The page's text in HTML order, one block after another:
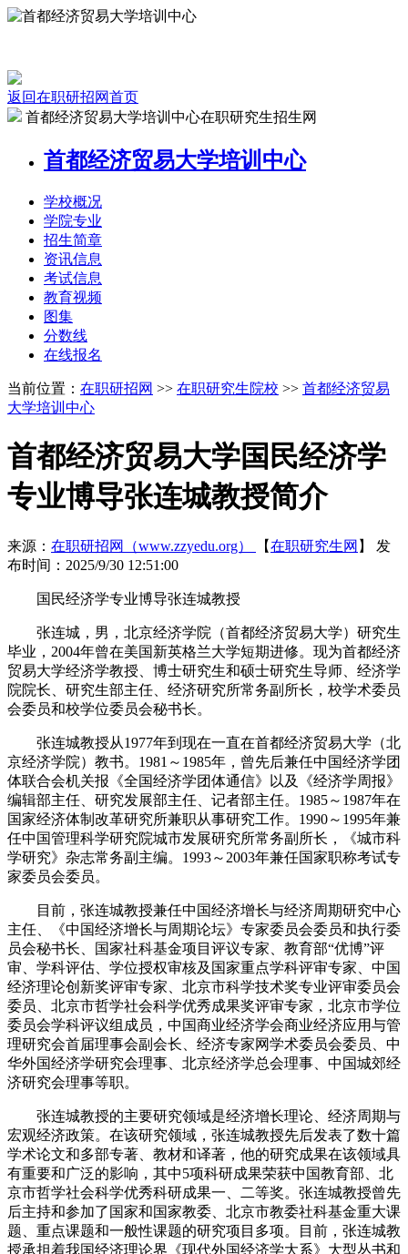
返回在职研招网首页
首都经济贸易大学培训中心在职研究生招生网
首都经济贸易大学培训中心
学校概况
学院专业
招生简章
资讯信息
考试信息
教育视频
图集
分数线
在线报名
当前位置： 在职研招网 >> 在职研究生院校 >> 首都经济贸易
大学培训中心
首都经济贸易大学国民经济学
专业博导张连城教授简介
来源： 在职研招网（www.zzyedu.org） 【在职研究生网 】
发
布时间：2025/9/30 12:51:00
国民经济学专业博导张连城教授
张连城，男，北京经济学院（首都经济贸易大学）研究生
毕业，2004年曾在美国新英格兰大学短期进修。现为首都经济
贸易大学经济学教授、博士研究生和硕士研究生导师、经济学
院院长、研究生部主任、经济研究所常务副所长，校学术委员
会委员和校学位委员会秘书长。
张连城教授从1977年到现在一直在首都经济贸易大学（北
京经济学院）教书。1981～1985年，曾先后兼任中国经济学团
体联合会机关报《全国经济学团体通信》以及《经济学周报》
编辑部主任、研究发展部主任、记者部主任。1985～1987年在
国家经济体制改革研究所兼职从事研究工作。1990～1995年兼
任中国管理科学研究院城市发展研究所常务副所长，《城市科
学研究》杂志常务副主编。1993～2003年兼任国家职称考试专
家委员会委员。
目前，张连城教授兼任中国经济增长与经济周期研究中心
主任、《中国经济增长与周期论坛》专家委员会委员和执行委
员会秘书长、国家社科基金项目评议专家、教育部“优博”评
审、学科评估、学位授权审核及国家重点学科评审专家、中国
经济理论创新奖评审专家、北京市科学技术奖专业评审委员会
委员、北京市哲学社会科学优秀成果奖评审专家，北京市学位
委员会学科评议组成员，中国商业经济学会商业经济应用与管
理研究会首届理事会副会长、经济专家网学术委员会委员、中
华外国经济学研究会理事、北京经济学总会理事、中国城郊经
济研究会理事等职。
张连城教授的主要研究领域是经济增长理论、经济周期与
宏观经济政策。在该研究领域，张连城教授先后发表了数十篇
学术论文和多部专著、教材和译著，他的研究成果在该领域具
有重要和广泛的影响，其中5项科研成果荣获中国教育部、北
京市哲学社会科学优秀科研成果一、二等奖。张连城教授曾先
后主持和参加了国家和国家教委、北京市教委社科基金重大课
题、重点课题和一般性课题的研究项目多项。目前，张连城教
授承担着我国经济理论界《现代外国经济学大系》大型丛书和